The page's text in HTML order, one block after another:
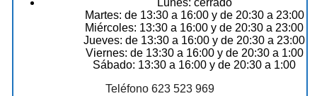
Lunes: cerrado
Martes: de 13:30 a 16:00 y de 20:30 a 23:00
Miércoles: 13:30 a 16:00 y de 20:30 a 23:00
Jueves: de 13:30 a 16:00 y de 20:30 a 23:00
Viernes: de 13:30 a 16:00 y de 20:30 a 1:00
Sábado: 13:30 a 16:00 y de 20:30 a 1:00
Teléfono 623 523 969